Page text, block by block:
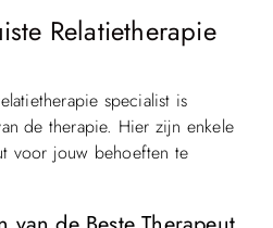
Relatietherapie
specialist is
de therapie. Hier zijn enkele
voor jouw behoeften te